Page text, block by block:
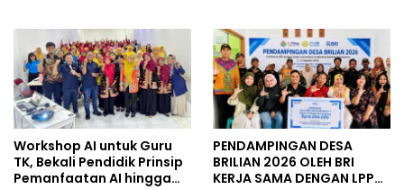
dan Perintis Kemerdekaan
UMKM
Workshop AI untuk Guru
TK, Bekali Pendidik Prinsip
Pemanfaatan AI hingga
PENDAMPINGAN DESA
BRILIAN 2026 OLEH BRI
KERJA SAMA DENGAN LPPM